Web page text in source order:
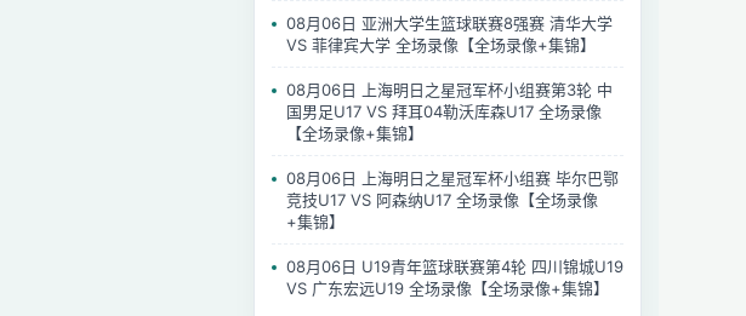
08月06日 亚洲大学生篮球联赛8强赛 清华大学
VS 菲律宾大学 全场录像【全场录像+集锦】
08月06日 上海明日之星冠军杯小组赛第3轮 中
国男足U17 VS 拜耳04勒沃库森U17 全场录像
【全场录像+集锦】
08月06日 上海明日之星冠军杯小组赛 毕尔巴鄂
竞技U17 VS 阿森纳U17 全场录像【全场录像
+集锦】
08月06日 U19青年篮球联赛第4轮 四川锦城U19
VS 广东宏远U19 全场录像【全场录像+集锦】